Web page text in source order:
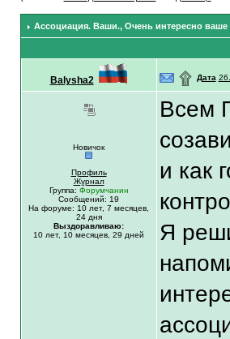
Ассоциация. Ваши., Очень интересно ваше
Balysha2 ۩ Дата
Новичок
Профиль
Журнал
Группа: Форумчанин
Сообщений: 19
На форуме: 10 лет, 7 месяцев,
24 дня
Выздоравливаю:
10 лет, 10 месяцев, 29 дней
Всем
и как
Я